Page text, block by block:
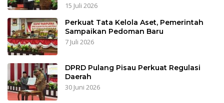
15 Juli 2026
Perkuat Tata Kelola Aset, Pemerintah
Sampaikan Pedoman Baru
7 Juli 2026
DPRD Pulang Pisau Perkuat Regulasi
Daerah
30 Juni 2026